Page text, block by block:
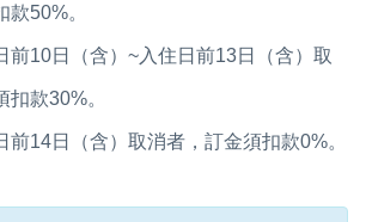
50%。
前10日（含）~入住日前13日（含）取
扣款30%。
前14日（含）取消者，訂金須扣款0%。